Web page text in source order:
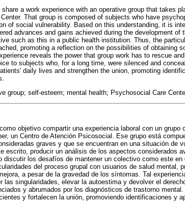
a work experience with an operative group that takes
That group is composed of subjects who have
of social vulnerability. Based on this understanding, it is
advances and gains achieved during the development
such as this in a public health institution. Thus, the
promoting a reflection on the possibilities of obtaining
reveals the power that group work has to rescue
to subjects who, for a long time, were silenced and
daily lives and strengthen the union, promoting
group; self-esteem; mental health; Psychosocial Care
objetivo compartir una experiencia laboral con un
un Centro de Atención Psicosocial. Ese grupo está
graves y que se encuentran en una situación de
escrito, producir un análisis de los aspectos considerados
discutir los desafíos de mantener un colectivo como este
del proceso grupal con usuarios de salud mental,
a pesar de la gravedad de los síntomas. Tal
las singularidades, elevar la autoestima y devolver el
y abrumados por los diagnósticos de trastorno
y fortalecen la unión, promoviendo identificaciones y